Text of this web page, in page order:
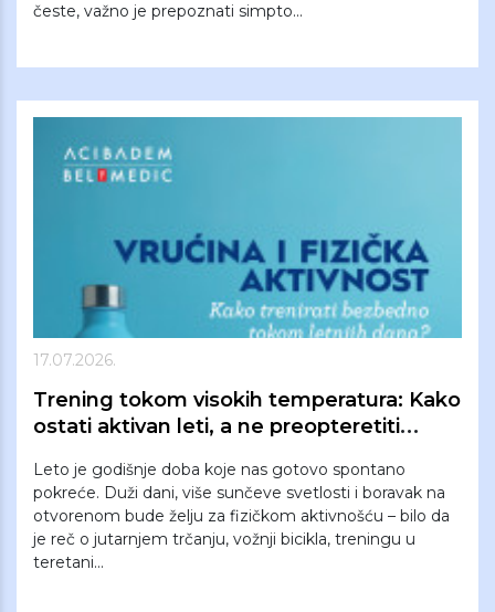
česte, važno je prepoznati simpto...
17.07.2026.
Trening tokom visokih temperatura: Kako
ostati aktivan leti, a ne preopteretiti
Leto je godišnje doba koje nas gotovo spontano
pokreće. Duži dani, više sunčeve svetlosti i boravak na
otvorenom bude želju za fizičkom aktivnošću – bilo da
je reč o jutarnjem trčanju, vožnji bicikla, treningu u
teretani...